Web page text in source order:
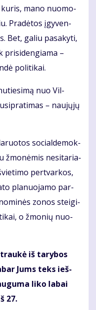
ku­ris, ma­no nuo­mo­
Pra­dė­tos įgy­ven­
Bet, ga­liu pa­sa­ky­ti,
pri­si­den­gia­ma –
po­li­ti­kai.
nuo Vil­
– nau­jų­jų
so­cial­de­mok­
žmo­nė­mis ne­si­ta­ria­
per­tvar­kos,
pla­nuo­ja­mo par­
zo­nos stei­gi­
o žmo­nių nuo­
iš ta­ry­bos
Jums teks ieš­
li­ko la­bai
27.